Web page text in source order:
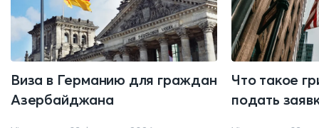
Виза в Германию для граждан
Азербайджана
Что такое
подать